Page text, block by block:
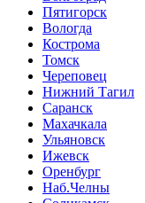
Пятигорск
Вологда
Кострома
Томск
Череповец
Нижний Тагил
Саранск
Махачкала
Ульяновск
Ижевск
Оренбург
Наб.Челны